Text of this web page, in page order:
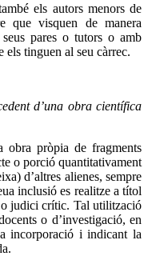
els autors menors de
que visquen de manera
pares o tutors o amb
els tinguen al seu càrrec.
d’una obra científica
pròpia de fragments
o porció quantitativament
d’altres alienes, sempre
inclusió es realitze a títol
o judici crític. Tal utilització
o d’investigació, en
incorporació i indicant la